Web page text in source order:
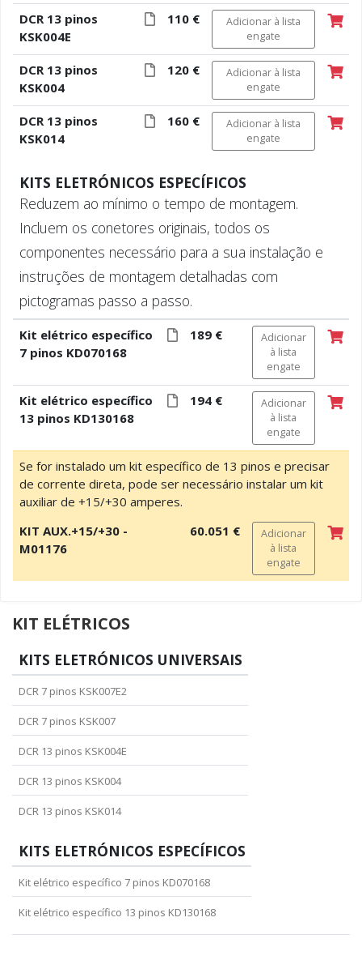
DCR 13 pinos
KSK004E
110 €
Adicionar à lista
engate
DCR 13 pinos
KSK004
120 €
Adicionar à lista
engate
DCR 13 pinos
KSK014
160 €
Adicionar à lista
engate
KITS ELETRÓNICOS ESPECÍFICOS
Reduzem ao mínimo o tempo de montagem.
Incluem os conetores originais, todos os
componentes necessário para a sua instalação e
instruções de montagem detalhadas com
pictogramas passo a passo.
Kit elétrico específico
7 pinos KD070168
189 €
Adicionar
à lista
engate
Kit elétrico específico
13 pinos KD130168
194 €
Adicionar
à lista
engate
Se for instalado um kit específico de 13 pinos e precisar
de corrente direta, pode ser necessário instalar um kit
auxiliar de +15/+30 amperes.
KIT AUX.+15/+30 -
M01176
60.051 €
Adicionar
à lista
engate
KIT ELÉTRICOS
KITS ELETRÓNICOS UNIVERSAIS
DCR 7 pinos KSK007E2
DCR 7 pinos KSK007
DCR 13 pinos KSK004E
DCR 13 pinos KSK004
DCR 13 pinos KSK014
KITS ELETRÓNICOS ESPECÍFICOS
Kit elétrico específico 7 pinos KD070168
Kit elétrico específico 13 pinos KD130168